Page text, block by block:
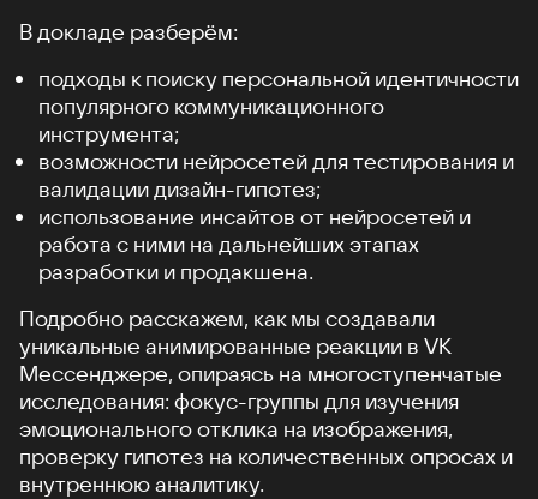
В докладе разберём:
подходы к поиску персональной идентичности
популярного коммуникационного
инструмента;
возможности нейросетей для тестирования и
валидации дизайн-гипотез;
использование инсайтов от нейросетей и
работа с ними на дальнейших этапах
разработки и продакшена.
Подробно расскажем, как мы создавали
уникальные анимированные реакции в VK
Мессенджере, опираясь на многоступенчатые
исследования: фокус-группы для изучения
эмоционального отклика на изображения,
проверку гипотез на количественных опросах и
внутреннюю аналитику.